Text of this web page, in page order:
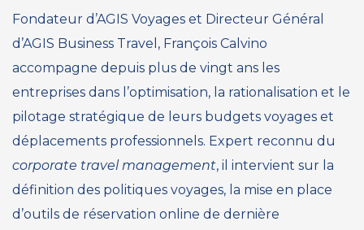
Fondateur d’AGIS Voyages et Directeur Général
d’AGIS Business Travel, François Calvino
accompagne depuis plus de vingt ans les
entreprises dans l’optimisation, la rationalisation et le
pilotage stratégique de leurs budgets voyages et
déplacements professionnels. Expert reconnu du
corporate travel management, il intervient sur la
définition des politiques voyages, la mise en place
d’outils de réservation online de dernière